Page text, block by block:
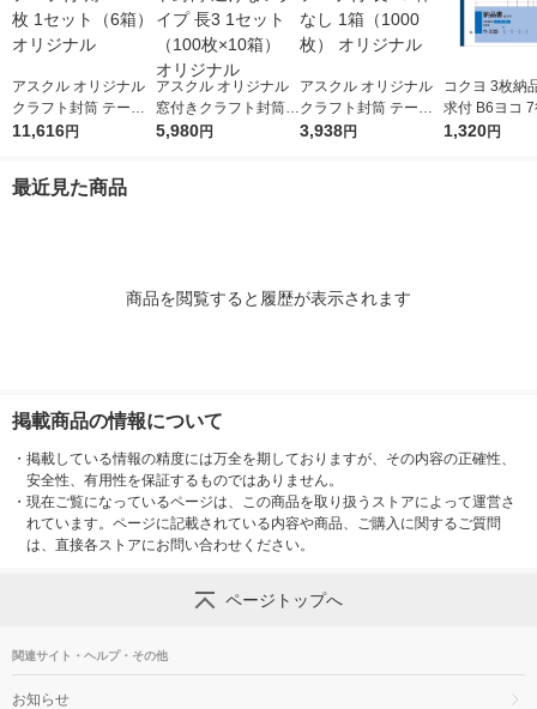
アスクル オリジナル
クラフト封筒 テープ
付 角2 1200枚 1セッ
11,616円
アスクル オリジナル
窓付きクラフト封筒
透けないタイプ 長3 1
5,980円
アスクル オリジナル
クラフト封筒 テープ
付 長3〒枠なし 1箱
3,938円
コクヨ 3枚納
求付 B6ヨコ
3冊 ノーカー
1,320円
最近見た商品
商品を閲覧すると履歴が表示されます
掲載商品の情報について
・ 掲載している情報の精度には万全を期しておりますが、その内容の正確性、
安全性、有用性を保証するものではありません。
・ 現在ご覧になっているページは、この商品を取り扱うストアによって運営さ
れています。ページに記載されている内容や商品、ご購入に関するご質問
は、直接各ストアにお問い合わせください。
ページトップへ
関連サイト・ヘルプ・その他
お知らせ